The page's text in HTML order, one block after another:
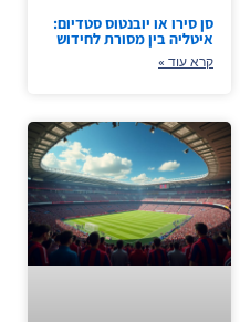
סן סירו או יובנטוס סטדיום:
איטליה בין מסורת לחידוש
קרא עוד »